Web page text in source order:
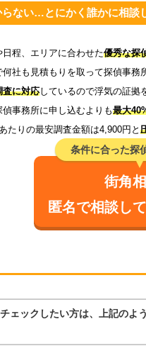
らない…とにかく誰かに相談
日程、エリアに合わせた優秀な探
何社も見積もりを取って探偵事務
査に対応しているので浮気の証拠
偵事務所に申し込むよりも最大
たりの最安調査金額は4,900円と
条件に合った探
街角
匿名で相談し
ェックしたい方は、上記のよ